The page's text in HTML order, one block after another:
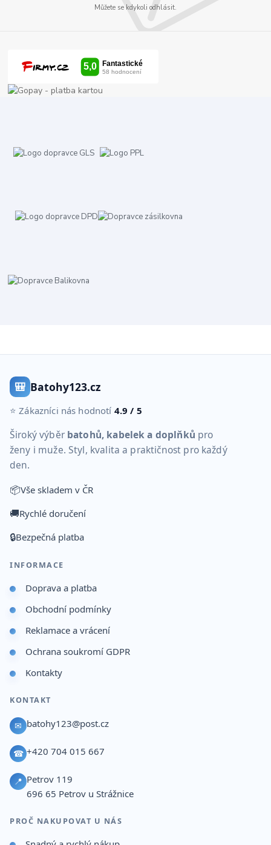
Můžete se kdykoli odhlásit.
🎒 Batohy123.cz
⭐ Zákazníci nás hodnotí 4.9 / 5
Široký výběr batohů, kabelek a doplňků pro
ženy i muže. Styl, kvalita a praktičnost pro každý
den.
📦Vše skladem v ČR
🚚Rychlé doručení
🔒Bezpečná platba
INFORMACE
Doprava a platba
Obchodní podmínky
Reklamace a vrácení
Ochrana soukromí GDPR
Kontakty
KONTAKT
✉ batohy123@post.cz
☎ +420 704 015 667
📍 Petrov 119
696 65 Petrov u Strážnice
PROČ NAKUPOVAT U NÁS